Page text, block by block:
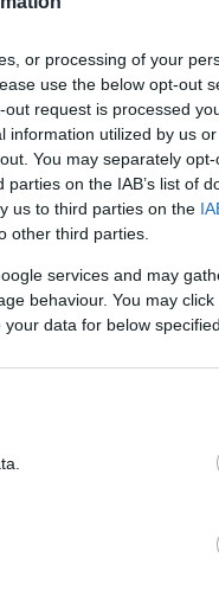
or processing of your
use the below opt-out
request is processed
information utilized by us
You may separately
on the IAB’s list of
us to third parties on the
other third parties.
services and may
behaviour. You may
data for below